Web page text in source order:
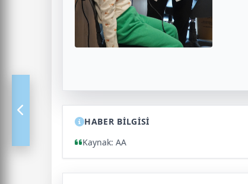
HABER BİLGİSİ
Kaynak: AA